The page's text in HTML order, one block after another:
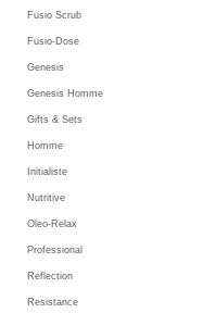
Fusio Scrub
Fusio-Dose
Genesis
Genesis Homme
Gifts & Sets
Homme
Initialiste
Nutritive
Oleo-Relax
Professional
Reflection
Resistance